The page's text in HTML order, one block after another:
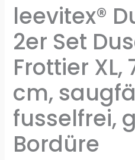
leevitex®
2er Set
Frottier XL,
cm,
fusselfrei,
Bordüre